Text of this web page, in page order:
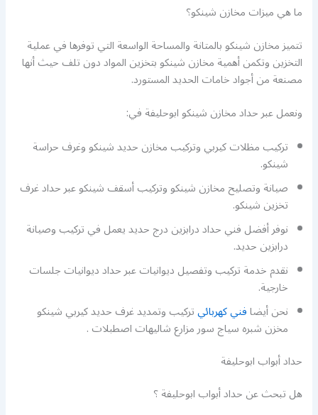
ما هي ميزات مخازن شينكو؟
تتميز مخازن شينكو بالمتانة والمساحة الواسعة التي توفرها في عملية
التخزين وتكمن أهمية مخازن شينكو بتخزين المواد دون تلف حيث أنها
مصنعة من أجواد خامات الحديد المستورد.
ونعمل عبر حداد مخازن شينكو ابوحليفة في:
تركيب مظلات كيربي وتركيب مخازن حديد شينكو وغرف حراسة
شينكو.
صيانة وتصليح مخازن شينكو وتركيب أسقف شينكو عبر حداد غرف
تخزين شينكو.
نوفر أفضل فني حداد درابزين درج حديد يعمل في تركيب وصيانة
درابزين حديد.
نقدم خدمة تركيب وتفصيل ديوانيات عبر حداد ديوانيات جلسات
خارجية.
نحن أيضافني كهربائيتركيب وتمديد غرف حديد كيربي شينكو
مخزن شبره سياج سور مزارع شاليهات اصطبلات .
حداد أبواب ابوحليفة
هل تبحث عن حداد أبواب ابوحليفة ؟